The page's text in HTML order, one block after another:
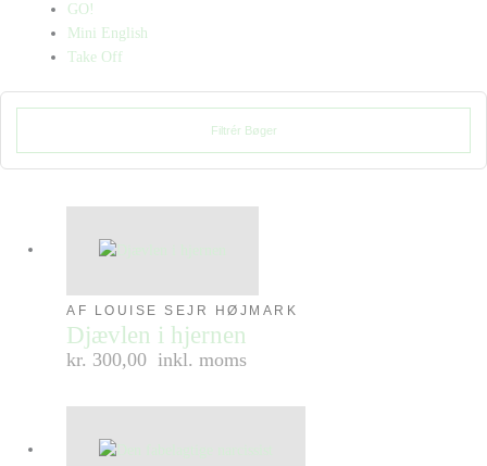
GO!
Mini English
Take Off
Filtrér Bøger
AF LOUISE SEJR HØJMARK
Djævlen i hjernen
kr. 300,00 inkl. moms